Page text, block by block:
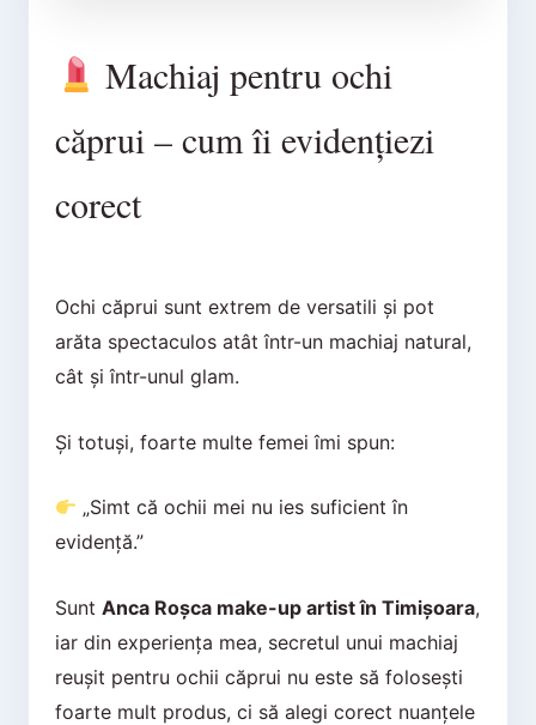
Machiaj pentru ochi
căprui – cum îi evidențiezi
corect
Ochi căprui sunt extrem de versatili și pot
arăta spectaculos atât într-un machiaj natural,
cât și într-unul glam.
Și totuși, foarte multe femei îmi spun:
„Simt că ochii mei nu ies suficient în
evidență.”
Sunt Anca Roșca make-up artist în Timișoara,
iar din experiența mea, secretul unui machiaj
reușit pentru ochii căprui nu este să folosești
foarte mult produs, ci să alegi corect nuanțele